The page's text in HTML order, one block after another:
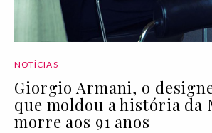
NOTÍCIAS
Giorgio Armani, o
que moldou a história da
morre aos 91 anos